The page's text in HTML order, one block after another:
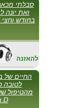
בחודש
להאזנה
החיים של
לטובה
מהטיפול